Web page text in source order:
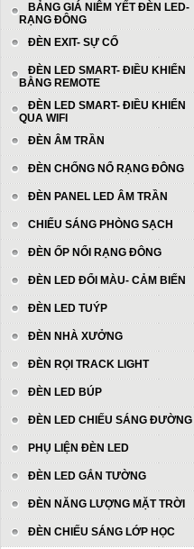
BẢNG GIÁ NIÊM YẾT ĐÈN LED-
RẠNG ĐÔNG
ĐÈN EXIT- SỰ CỐ
ĐÈN LED SMART- ĐIỀU KHIỂN
BẰNG REMOTE
ĐÈN LED SMART- ĐIỀU KHIỂN
QUA WIFI
ĐÈN ÂM TRẦN
ĐÈN CHỐNG NỔ RẠNG ĐÔNG
ĐÈN PANEL LED ÂM TRẦN
CHIẾU SÁNG PHÒNG SẠCH
ĐÈN ỐP NỔI RẠNG ĐÔNG
ĐÈN LED ĐỔI MÀU- CẢM BIẾN
ĐÈN LED TUÝP
ĐÈN NHÀ XƯỞNG
ĐÈN RỌI TRACK LIGHT
ĐÈN LED BÚP
ĐÈN LED CHIẾU SÁNG ĐƯỜNG
PHỤ LIỆN ĐÈN LED
ĐÈN LED GẮN TƯỜNG
ĐÈN NĂNG LƯỢNG MẶT TRỜI
ĐÈN CHIẾU SÁNG LỚP HỌC